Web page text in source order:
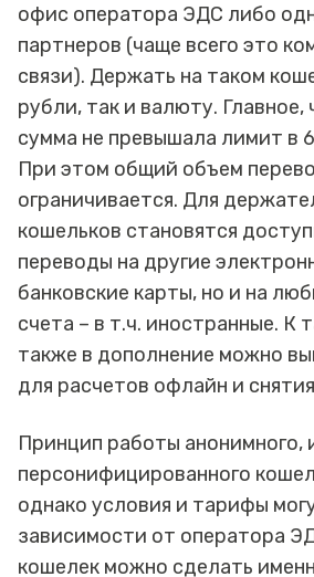
офис оператора ЭДС либо
партнеров (чаще всего это
связи). Держать на таком
рубли, так и валюту.
сумма не превышала лимит в
При этом общий объем
ограничивается. Для
кошельков становятся
переводы на другие
банковские карты, но и на
счета – в т.ч. иностранные. К
также в дополнение можно
для расчетов офлайн и
Принцип работы анонимного,
персонифицированного
однако условия и тарифы
зависимости от оператора
кошелек можно сделать